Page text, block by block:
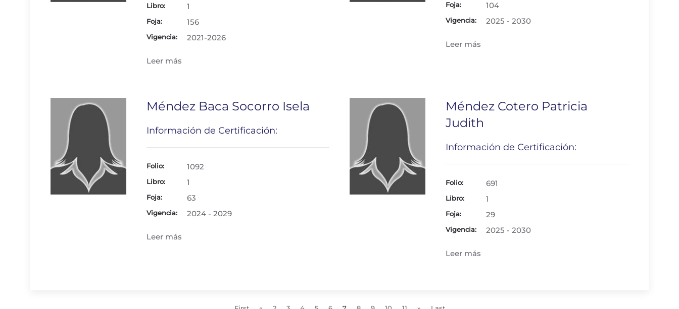
Libro: 1
Foja: 156
Vigencia: 2021-2026
Leer más
Foja: 104
Vigencia: 2025 - 2030
Leer más
Méndez Baca Socorro Isela
Información de Certificación:
Folio: 1092
Libro: 1
Foja: 63
Vigencia: 2024 - 2029
Leer más
Méndez Cotero Patricia
Judith
Información de Certificación:
Folio: 691
Libro: 1
Foja: 29
Vigencia: 2025 - 2030
Leer más